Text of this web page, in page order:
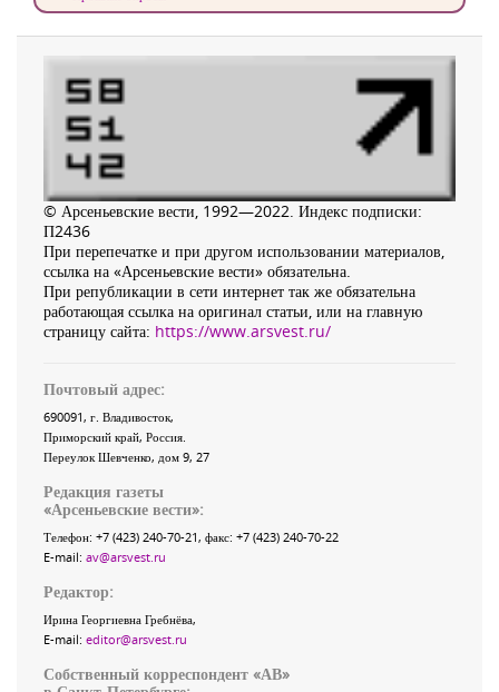
© Арсеньевские вести, 1992—2022. Индекс подписки:
П2436
При перепечатке и при другом использовании материалов,
ссылка на «Арсеньевские вести» обязательна.
При републикации в сети интернет так же обязательна
работающая ссылка на оригинал статьи, или на главную
страницу сайта: https://www.arsvest.ru/
Почтовый адрес:
690091, г. Владивосток,
Приморский край, Россия
Переулок Шевченко, дом 9, 27
Редакция газеты
«Арсеньевские вести»:
Телефон: +7 (423) 240-70-21, факс: +7 (423) 240-70-22
E-mail: av@arsvest.ru
Редактор:
Ирина Георгиевна Гребнёва,
E-mail: editor@arsvest.ru
Собственный корреспондент «АВ»